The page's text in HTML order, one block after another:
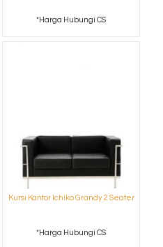
*Harga Hubungi CS
Kursi Kantor Ichiko Grandy 2 Seater
*Harga Hubungi CS